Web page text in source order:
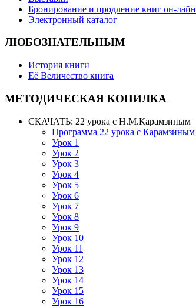
Бронирование и продление книг он-лайн
Электронный каталог
ЛЮБОЗНАТЕЛЬНЫМ
История книги
Её Величество книга
МЕТОДИЧЕСКАЯ КОПИЛКА
СКАЧАТЬ: 22 урока с Н.М.Карамзиным
Программа 22 урока с Карамзиным
Урок 1
Урок 2
Урок 3
Урок 4
Урок 5
Урок 6
Урок 7
Урок 8
Урок 9
Урок 10
Урок 11
Урок 12
Урок 13
Урок 14
Урок 15
Урок 16